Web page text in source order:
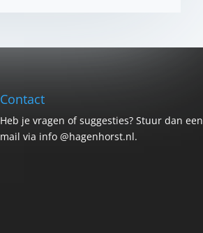
Contact
Heb je vragen of suggesties? Stuur dan een
mail via info @hagenhorst.nl.